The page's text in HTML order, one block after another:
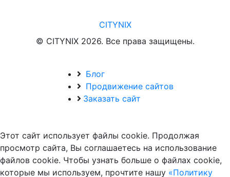
CITYNIX
© CITYNIX 2026. Все права защищены.
Блог
Продвижение сайтов
Заказать сайт
Этот сайт использует файлы cookie. Продолжая
просмотр сайта, Вы соглашаетесь на использование
файлов cookie. Чтобы узнать больше о файлах cookie,
которые мы используем, прочтите нашу «Политику